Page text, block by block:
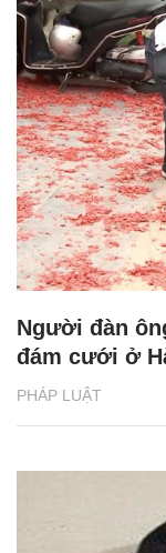
PHÁP LUẬT
Người đàn
đám cưới ở